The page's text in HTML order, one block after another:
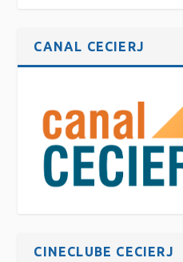
CANAL CECIERJ
CINECLUBE CECIERJ